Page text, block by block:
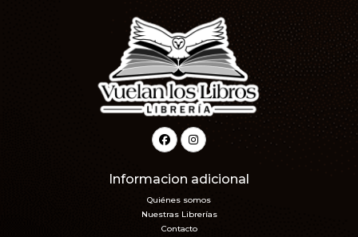
Informacion adicional
Quiénes somos
Nuestras Librerías
Contacto